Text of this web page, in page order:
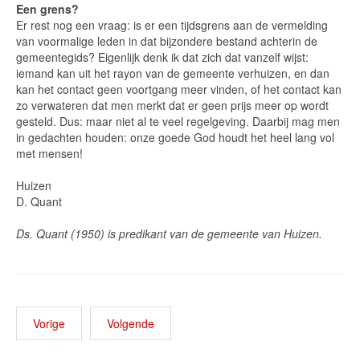
Een grens?
Er rest nog een vraag: is er een tijdsgrens aan de vermelding
van voormalige leden in dat bijzondere bestand achterin de
gemeentegids? Eigenlijk denk ik dat zich dat vanzelf wijst:
iemand kan uit het rayon van de gemeente verhuizen, en dan
kan het contact geen voortgang meer vinden, of het contact kan
zo verwateren dat men merkt dat er geen prijs meer op wordt
gesteld. Dus: maar niet al te veel regelgeving. Daarbij mag men
in gedachten houden: onze goede God houdt het heel lang vol
met mensen!
Huizen
D. Quant
Ds. Quant (1950) is predikant van de gemeente van Huizen.
Vorige Volgende